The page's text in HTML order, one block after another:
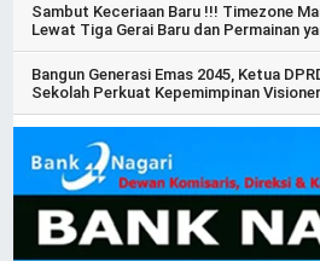
Sambut Keceriaan Baru !!! Timezone
Lewat Tiga Gerai Baru dan Permainan
Bangun Generasi Emas 2045, Ketua
Sekolah Perkuat Kepemimpinan Visioner